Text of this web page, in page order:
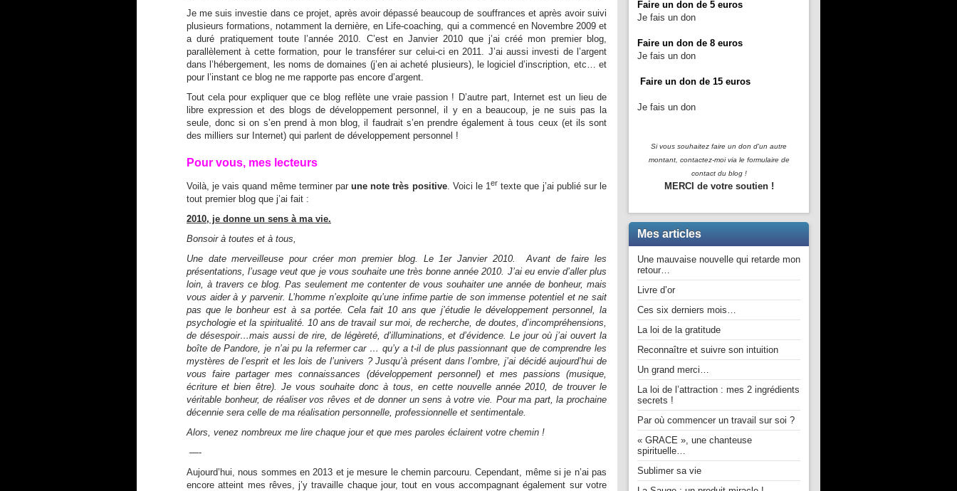
Je me suis investie dans ce projet, après avoir dépassé beaucoup de souffrances et après avoir suivi
plusieurs formations, notamment la dernière, en Life-coaching, qui a commencé en Novembre 2009 et
a duré pratiquement toute l’année 2010. C’est en Janvier 2010 que j’ai créé mon premier blog,
parallèlement à cette formation, pour le transférer sur celui-ci en 2011. J’ai aussi investi de l’argent
dans l’hébergement, les noms de domaines (j’en ai acheté plusieurs), le logiciel d’inscription, etc… et
pour l’instant ce blog ne me rapporte pas encore d’argent.
Tout cela pour expliquer que ce blog reflète une vraie passion ! D’autre part, Internet est un lieu de
libre expression et des blogs de développement personnel, il y en a beaucoup, je ne suis pas la
seule, donc si on s’en prend à mon blog, il faudrait s’en prendre également à tous ceux (et ils sont
des milliers sur Internet) qui parlent de développement personnel !
Pour vous, mes lecteurs
Voilà, je vais quand même terminer parune note très positive. Voici le 1er texte que j’ai publié sur le
tout premier blog que j’ai fait :
2010, je donne un sens à ma vie.
Bonsoir à toutes et à tous,
Une date merveilleuse pour créer mon premier blog. Le 1er Janvier 2010. Avant de faire les
présentations, l’usage veut que je vous souhaite une très bonne année 2010. J’ai eu envie d’aller plus
loin, à travers ce blog. Pas seulement me contenter de vous souhaiter une année de bonheur, mais
vous aider à y parvenir. L’homme n’exploite qu’une infime partie de son immense potentiel et ne sait
pas que le bonheur est à sa portée. Cela fait 10 ans que j’étudie le développement personnel, la
psychologie et la spiritualité. 10 ans de travail sur moi, de recherche, de doutes, d’incompréhensions,
de désespoir…mais aussi de rire, de légèreté, d’illuminations, et d’évidence. Le jour où j’ai ouvert la
boîte de Pandore, je n’ai pu la refermer car … qu’y a t-il de plus passionnant que de comprendre les
mystères de l’esprit et les lois de l’univers ? Jusqu’à présent dans l’ombre, j’ai décidé aujourd’hui de
vous faire partager mes connaissances (développement personnel) et mes passions (musique,
écriture et bien être). Je vous souhaite donc à tous, en cette nouvelle année 2010, de trouver le
véritable bonheur, de réaliser vos rêves et de donner un sens à votre vie. Pour ma part, la prochaine
décennie sera celle de ma réalisation personnelle, professionnelle et sentimentale.
Alors, venez nombreux me lire chaque jour et que mes paroles éclairent votre chemin !
—-
Aujourd’hui, nous sommes en 2013 et je mesure le chemin parcouru. Cependant, même si je n’ai pas
encore atteint mes rêves, j’y travaille chaque jour, tout en vous accompagnant également sur votre
Faire un don de 5 euros
Je fais un don
Faire un don de 8 euros
Je fais un don
Faire un don de 15 euros
Je fais un don
Si vous souhaitez faire un don d'un autre
montant, contactez-moivia le formulaire de
contact du blog !
MERCI de votre soutien !
Mes articles
Une mauvaise nouvelle qui retarde mon
retour…
Livre d’or
Ces six derniers mois…
La loi de la gratitude
Reconnaître et suivre son intuition
Un grand merci…
La loi de l’attraction : mes 2 ingrédients
secrets !
Par où commencer un travail sur soi ?
« GRACE », une chanteuse
spirituelle…
Sublimer sa vie